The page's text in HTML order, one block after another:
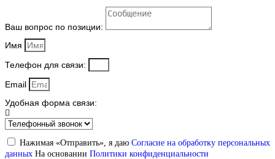
Ваш вопрос по позиции:
Имя
Телефон для связи:
Email
Удобная форма связи:
Нажимая «Отправить», я даю Согласие на обработку персональных
данных На основании Политики конфиденциальности